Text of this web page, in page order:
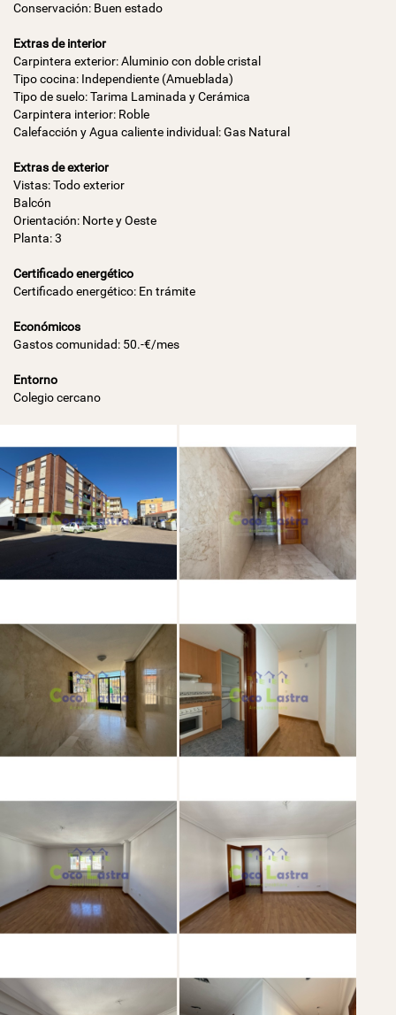
Conservación: Buen estado
Extras de interior
Carpintera exterior: Aluminio con doble cristal
Tipo cocina: Independiente (Amueblada)
Tipo de suelo: Tarima Laminada y Cerámica
Carpintera interior: Roble
Calefacción y Agua caliente individual: Gas Natural
Extras de exterior
Vistas: Todo exterior
Balcón
Orientación: Norte y Oeste
Planta: 3
Certificado energético
Certificado energético: En trámite
Económicos
Gastos comunidad: 50.-€/mes
Entorno
Colegio cercano